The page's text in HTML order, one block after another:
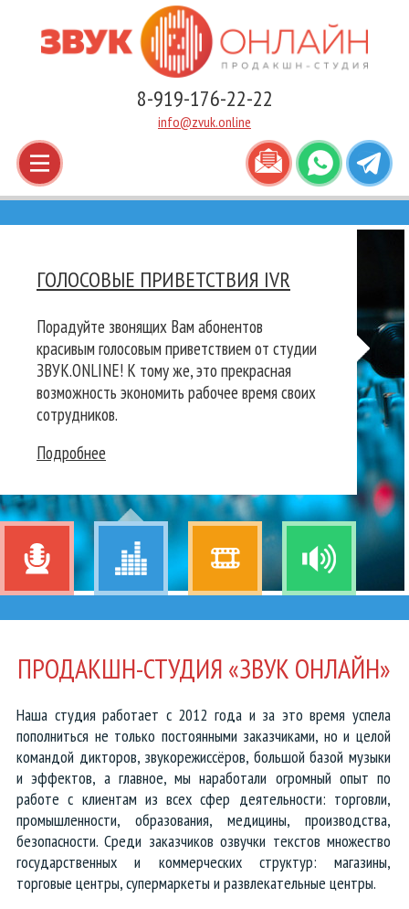
Новогодние аудиоролики
Звуковая реклама магазина
Информационная радиореклама
Игровая аудиореклама
Автоответчики и голосовые меню
Ролики на зарубежных языках
Джинглы, отбивки, заставки
Голосовые экскурсии и гиды
Анонсы концертов и выступлений
Объявления для транспорта
Реклама для торговых центров
Озвучка видео и презентаций
Аудиоролики Черная пятница
Летние аудиоролики
Наши дикторы-дети
Голоса для IVR и автоответчиков
Голоса известных брендов
Голоса для озвучки текстов и видео
8-919-176-22-22
info@zvuk.online
ГОЛОСОВЫЕ ПРИВЕТСТВИЯ IVR
Порадуйте звонящих Вам абонентов
красивым голосовым приветствием от студии
ЗВУК.ONLINE! К тому же, это прекрасная
возможность экономить рабочее время своих
сотрудников.
Подробнее
ПРОДАКШН-СТУДИЯ «ЗВУК ОНЛАЙН»
Наша студия работает с 2012 года и за это время успела
пополниться не только постоянными заказчиками, но и целой
командой дикторов, звукорежиссёров, большой базой музыки
и эффектов, а главное, мы наработали огромный опыт по
работе с клиентам из всех сфер деятельности: торговли,
промышленности, образования, медицины, производства,
безопасности. Среди заказчиков озвучки текстов множество
государственных и коммерческих структур: магазины,
торговые центры, супермаркеты и развлекательные центры.